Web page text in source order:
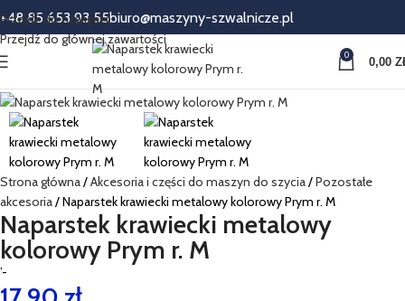
Przejdź do nawigacji
Przejdź do głównej zawartości
+48 85 653 93 55biuro@maszyny-szwalnicze.pl
0 0,00
Strona główna Akcesoria i części do maszyn do szycia
Pozostałe
akcesoria
Naparstek krawiecki metalowy kolorowy Prym r. M
Naparstek krawiecki metalowy
kolorowy Prym r. M
’-